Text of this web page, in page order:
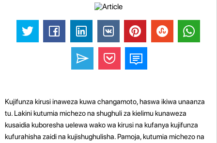
Kujifunza kirusi inaweza kuwa changamoto, haswa ikiwa unaanza
tu. Lakini kutumia michezo na shughuli za kielimu kunaweza
kusaidia kuboresha uelewa wako wa kirusi na kufanya kujifunza
kufurahisha zaidi na kujishughulisha. Pamoja, kutumia michezo na